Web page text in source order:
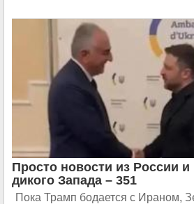
Просто новости из России и
дикого Запада – 351
Пока Трамп бодается с Ираном,